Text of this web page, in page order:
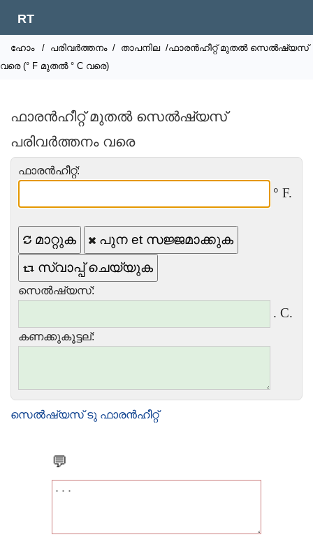
RT
ഹോം / പരിവർത്തനം / താപനില /ഫാരൻഹീറ്റ് മുതൽ സെൽഷ്യസ്
വരെ (° F മുതൽ ° C വരെ)
ഫാരൻഹീറ്റ് മുതൽ സെൽഷ്യസ്
പരിവർത്തനം വരെ
ഫാരൻഹീറ്റ്:
° F.
മാറ്റുക
പുന et സജ്ജമാക്കുക
സ്വാപ്പ് ചെയ്യുക
സെൽഷ്യസ്:
. C.
കണക്കുകൂട്ടല്:
സെൽഷ്യസ് ടു ഫാരൻഹീറ്റ്
💬